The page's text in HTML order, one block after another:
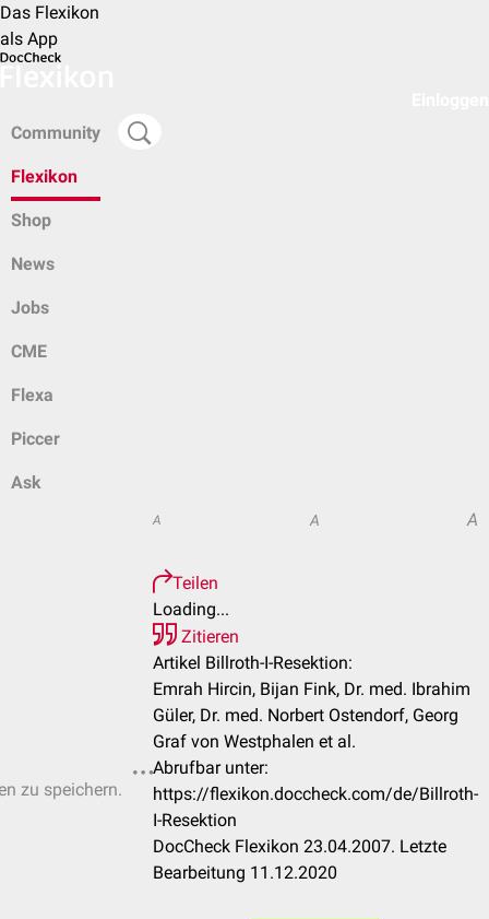
Das Flexikon
als App
Community
Flexikon
Shop
News
Jobs
CME
Flexa
Piccer
Ask
zu speichern.
A A A
Teilen
Loading...
Zitieren
Artikel Billroth-I-Resektion:
Emrah Hircin, Bijan Fink, Dr. med. Ibrahim
Güler, Dr. med. Norbert Ostendorf, Georg
Graf von Westphalen et al.
Abrufbar unter:
https://flexikon.doccheck.com/de/Billroth-
I-Resektion
DocCheck Flexikon 23.04.2007. Letzte
Bearbeitung 11.12.2020